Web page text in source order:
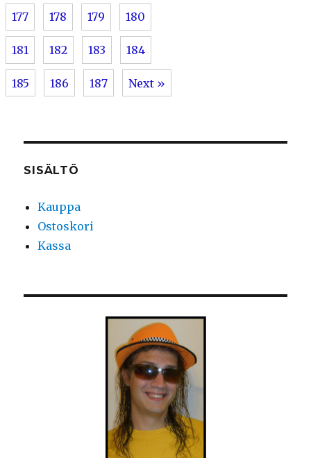
177 178 179 180
181 182 183 184
185 186 187 Next »
SISÄLTÖ
Kauppa
Ostoskori
Kassa